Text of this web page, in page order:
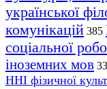
української
комунікацій 385
соціальної
іноземних мов
ННІ фізичної